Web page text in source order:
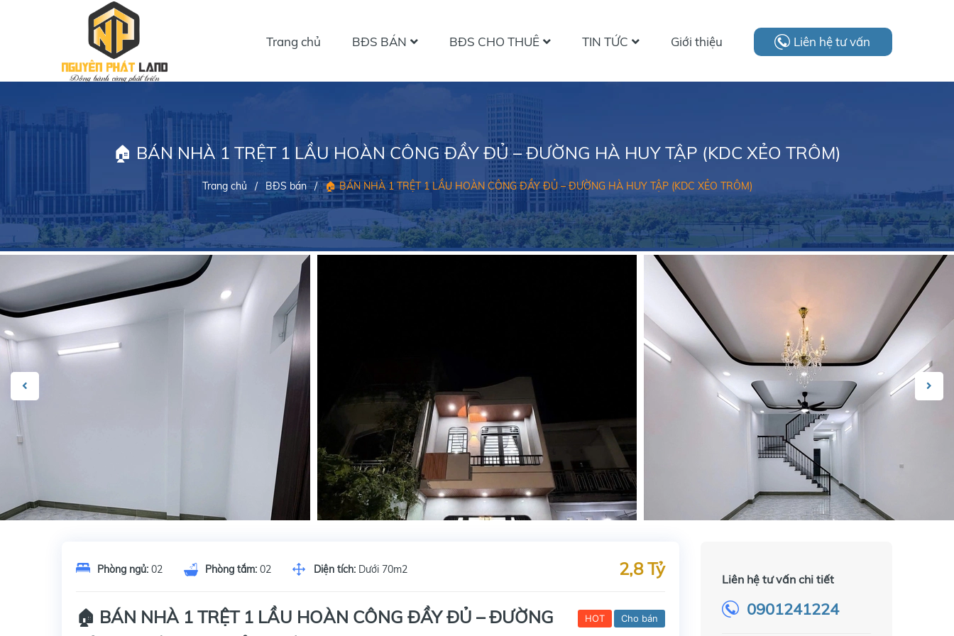
Trang chủ BĐS BÁN BĐS CHO THUÊ TIN TỨC Giới thiệu Liên hệ tư vấn
🏠 BÁN NHÀ 1 TRỆT 1 LẦU HOÀN CÔNG ĐẦY ĐỦ – ĐƯỜNG HÀ HUY TẬP (KDC XẺO TRÔM)
Trang chủ / BĐS bán / 🏠 BÁN NHÀ 1 TRỆT 1 LẦU HOÀN CÔNG ĐẦY ĐỦ – ĐƯỜNG HÀ HUY TẬP (KDC XẺO TRÔM)
Phòng ngủ: 02 Phòng tắm: 02 Diện tích: Dưới 70m2 2,8 Tỷ
🏠 BÁN NHÀ 1 TRỆT 1 LẦU HOÀN CÔNG ĐẦY ĐỦ – ĐƯỜNG
Cho bán
HOT
Liên hệ tư vấn chi tiết
0901241224